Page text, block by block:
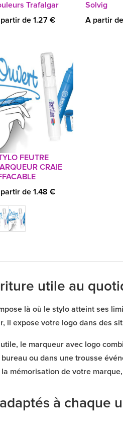
Trafalgar
de 1.27 €
Solvig
A partir
FEUTRE
CRAIE
de 1.48 €
utile au
là où le stylo atteint ses
il expose votre logo dans des
le marqueur avec logo
ou dans une trousse
mémorisation de votre
à chaque